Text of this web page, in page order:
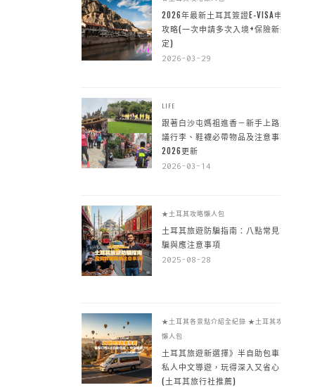
2026年最新土耳其簽證E-VISA申請
攻略(一次申請多次入境+保險新規
定)
2026-03-29
LIFE
跟著白沙屯媽祖進香－新手上路建
議行李、鞋襪必帶物品及注意事項
2026更新
2026-03-14
★土耳其攻略懶人包
土耳其旅遊防騙指南：八點常見詐
騙與應注意事項
2025-08-28
★土耳其各景點介紹全紀錄 ★土耳其攻略
懶人包
土耳其旅遊新選擇》半自助包車 +
私人中文導遊，玩得深入又省心
(土耳其旅行社推薦)